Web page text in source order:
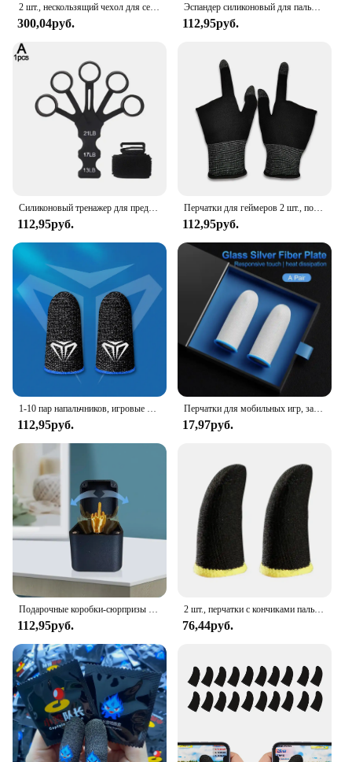
2 шт., нескользящий чехол для сенсорного экрана
300,04руб.
Эспандер силиконовый для пальцев, 3-5 кг, цвет в ассортименте
112,95руб.
Силиконовый тренажер для предплечья, 5 пальцев
112,95руб.
Перчатки для геймеров 2 шт., портативные игровые митенки для мобильных телефонов, не царапаются, удобные аксессуары для игр, защита от пота
112,95руб.
1-10 пар напальчников, игровые перчатки на кончиках пальцев, ультратонкие дышащие, защищенные от пота игровые рукава с сенсорным экраном для PUBG Mobile
112,95руб.
Перчатки для мобильных игр, защита от пота, противоскользящий сенсорный экран, рукав для пальцев, дышащий игровой чехол для пальцев для геймера
17,97руб.
112,95руб.
2 шт., перчатки с кончиками пальцев для мобильных игр, непромокаемые, противоскользящие, с сенсорным экраном, с рукавами для с
76,44руб.